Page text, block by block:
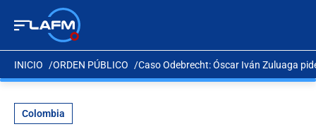
INICIO ORDEN PÚBLICO Caso Odebrecht: Óscar Iván Zuluaga
Colombia